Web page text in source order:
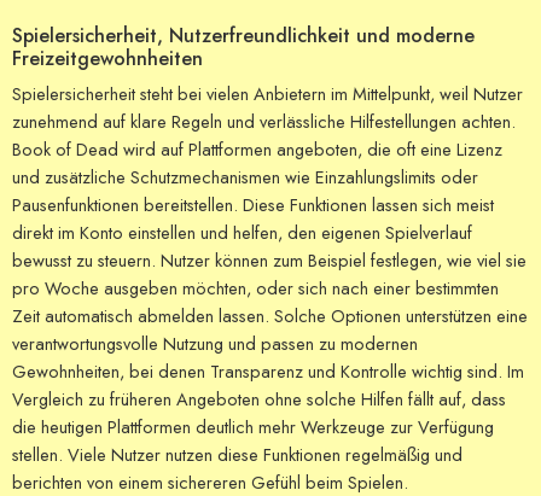
Spielersicherheit, Nutzerfreundlichkeit und moderne
Freizeitgewohnheiten
Spielersicherheit steht bei vielen Anbietern im Mittelpunkt, weil Nutzer
zunehmend auf klare Regeln und verlässliche Hilfestellungen achten.
Book of Dead wird auf Plattformen angeboten, die oft eine Lizenz
und zusätzliche Schutzmechanismen wie Einzahlungslimits oder
Pausenfunktionen bereitstellen. Diese Funktionen lassen sich meist
direkt im Konto einstellen und helfen, den eigenen Spielverlauf
bewusst zu steuern. Nutzer können zum Beispiel festlegen, wie viel sie
pro Woche ausgeben möchten, oder sich nach einer bestimmten
Zeit automatisch abmelden lassen. Solche Optionen unterstützen eine
verantwortungsvolle Nutzung und passen zu modernen
Gewohnheiten, bei denen Transparenz und Kontrolle wichtig sind. Im
Vergleich zu früheren Angeboten ohne solche Hilfen fällt auf, dass
die heutigen Plattformen deutlich mehr Werkzeuge zur Verfügung
stellen. Viele Nutzer nutzen diese Funktionen regelmäßig und
berichten von einem sichereren Gefühl beim Spielen.